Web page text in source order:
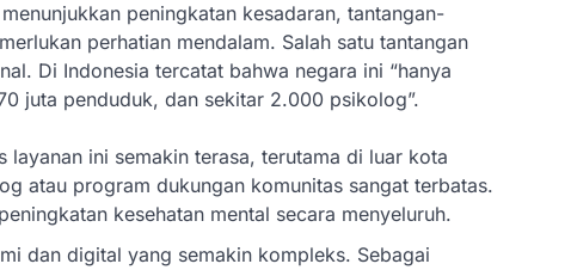
peningkatan kesadaran, tantangan-
perhatian mendalam. Salah satu tantangan
Di Indonesia tercatat bahwa negara ini “hanya
juta penduduk, dan sekitar 2.000 psikolog”.
layanan ini semakin terasa, terutama di luar kota
atau program dukungan komunitas sangat terbatas.
kesehatan mental secara menyeluruh.
dan digital yang semakin kompleks. Sebagai